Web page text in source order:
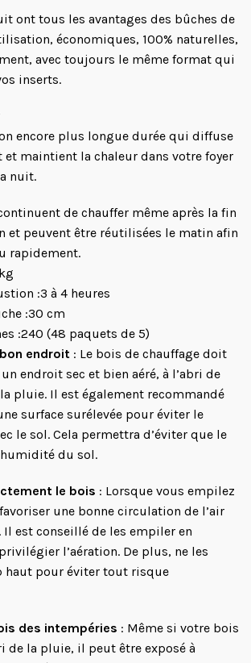
ont tous les avantages des bûches de
économiques, 100% naturelles,
avec toujours le même format qui
inserts.
encore plus longue durée qui diffuse
et maintient la chaleur dans votre foyer
nuit.
de chauffer même après la fin
et peuvent être réutilisées le matin afin
rapidement.
:3 à 4 heures
:30 cm
:240 (48 paquets de 5)
endroit : Le bois de chauffage doit
endroit sec et bien aéré, à l’abri de
pluie. Il est également recommandé
surface surélevée pour éviter le
le sol. Cela permettra d’éviter que le
du sol.
le bois : Lorsque vous empilez
une bonne circulation de l’air
Il est conseillé de les empiler en
l’aération. De plus, ne les
haut pour éviter tout risque
des intempéries : Même si votre bois
de la pluie, il peut être exposé à